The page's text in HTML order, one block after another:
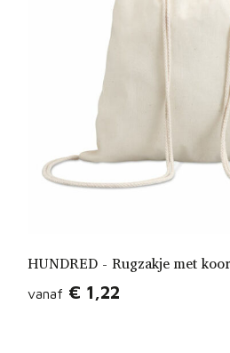
HUNDRED - Rugzakje met
vanaf € 1,22